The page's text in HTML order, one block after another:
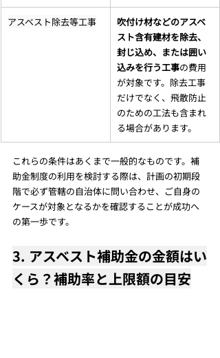
アスベスト除去等工事
吹付け材などのアスベ
スト含有建材を除去、
封じ込め、または囲い
込みを行う工事の費用
が対象です。除去工事
だけでなく、飛散防止
のための工法も含まれ
る場合があります。
これらの条件はあくまで一般的なものです。補
助金制度の利用を検討する際は、計画の初期段
階で必ず管轄の自治体に問い合わせ、ご自身の
ケースが対象となるかを確認することが成功へ
の第一歩です。
3. アスベスト補助金の金額はい
くら？補助率と上限額の目安